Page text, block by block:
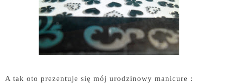
A tak oto prezentuje się mój urodzinowy manicure :